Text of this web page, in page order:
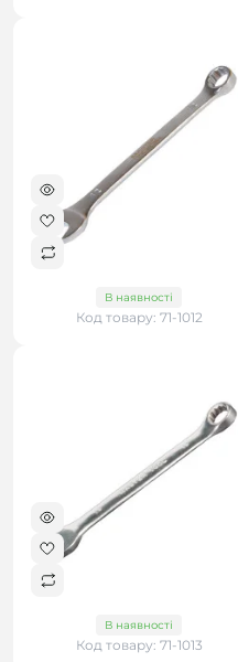
В наявності
Код товару: 71-1012
В наявності
Код товару: 71-1013